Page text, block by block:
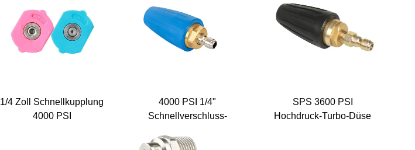
1/4 Zoll Schnellkupplung
4000 PSI
4000 PSI 1/4"
Schnellverschluss-
Ersatzteile, 360-Grad-
SPS 3600 PSI
Hochdruck-Turbo-Düse